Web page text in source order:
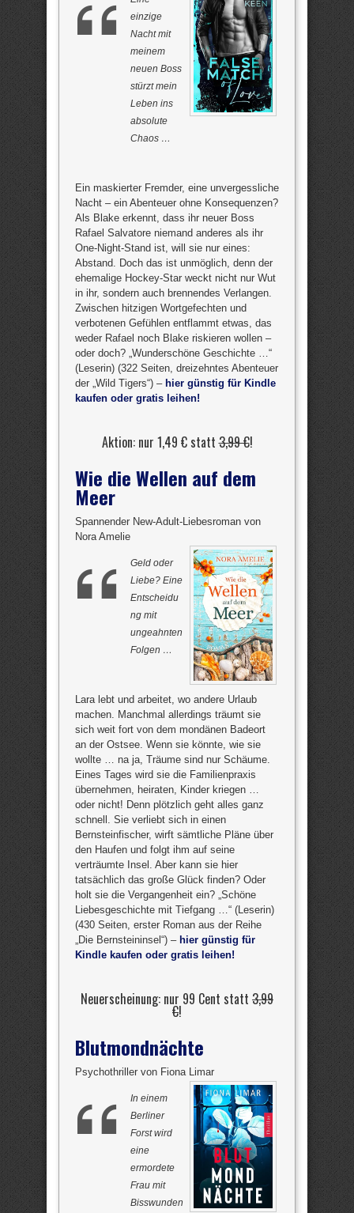
einzige
Nacht mit
meinem
neuen Boss
stürzt mein
Leben ins
absolute
Chaos …
Ein maskierter Fremder, eine unvergessliche
Nacht – ein Abenteuer ohne Konsequenzen?
Als Blake erkennt, dass ihr neuer Boss
Rafael Salvatore niemand anderes als ihr
One-Night-Stand ist, will sie nur eines:
Abstand. Doch das ist unmöglich, denn der
ehemalige Hockey-Star weckt nicht nur Wut
in ihr, sondern auch brennendes Verlangen.
Zwischen hitzigen Wortgefechten und
verbotenen Gefühlen entflammt etwas, das
weder Rafael noch Blake riskieren wollen –
oder doch? „Wunderschöne Geschichte …“
(Leserin) (322 Seiten, dreizehntes Abenteuer
der „Wild Tigers“) – hier günstig für Kindle
kaufen oder gratis leihen!
Aktion: nur 1,49 € statt3,99 €!
Wie die Wellen auf dem
Meer
Spannender New-Adult-Liebesroman von
Nora Amelie
Geld oder
Liebe? Eine
Entscheidu
ng mit
ungeahnten
Folgen …
Lara lebt und arbeitet, wo andere Urlaub
machen. Manchmal allerdings träumt sie
sich weit fort von dem mondänen Badeort
an der Ostsee. Wenn sie könnte, wie sie
wollte … na ja, Träume sind nur Schäume.
Eines Tages wird sie die Familienpraxis
übernehmen, heiraten, Kinder kriegen …
oder nicht! Denn plötzlich geht alles ganz
schnell. Sie verliebt sich in einen
Bernsteinfischer, wirft sämtliche Pläne über
den Haufen und folgt ihm auf seine
verträumte Insel. Aber kann sie hier
tatsächlich das große Glück finden? Oder
holt sie die Vergangenheit ein? „Schöne
Liebesgeschichte mit Tiefgang …“ (Leserin)
(430 Seiten, erster Roman aus der Reihe
„Die Bernsteininsel“) – hier günstig für
Kindle kaufen oder gratis leihen!
Neuerscheinung: nur 99 Cent statt 3,99
€!
Blutmondnächte
Psychothriller von Fiona Limar
In einem
Berliner
Forst wird
eine
ermordete
Frau mit
Bisswunden